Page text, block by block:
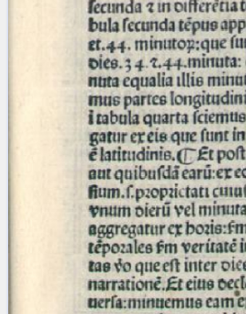
Arabic Works
Arabic Manuscripts
Latin Works
Latin Manuscripts
Latin Early Prints
Images
Texts
betaGlossary